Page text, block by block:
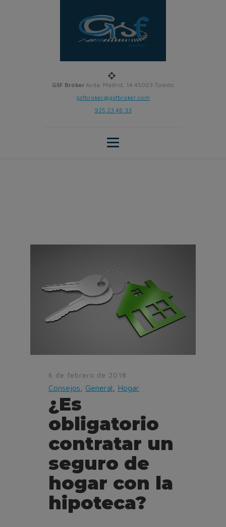
GSF Bróker Avda. Madrid, 14 45003 Toledo
gsfbroker@gsfbroker.com
925 23 48 33
6 de febrero de 2018
Consejos General Hogar
¿Es
obligatorio
contratar un
seguro de
hogar con la
hipoteca?